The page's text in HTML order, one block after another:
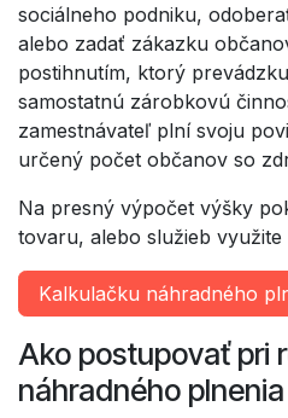
sociálneho podniku,
alebo zadať zákazku
postihnutím, ktorý
samostatnú zárobkovú
zamestnávateľ plní svoju
určený počet občanov so
Na presný výpočet výšky
tovaru, alebo služieb využite
Kalkulačku náhradného
Ako postupovať pri
náhradného plnenia